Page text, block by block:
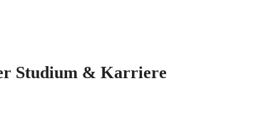
Studium & Karriere